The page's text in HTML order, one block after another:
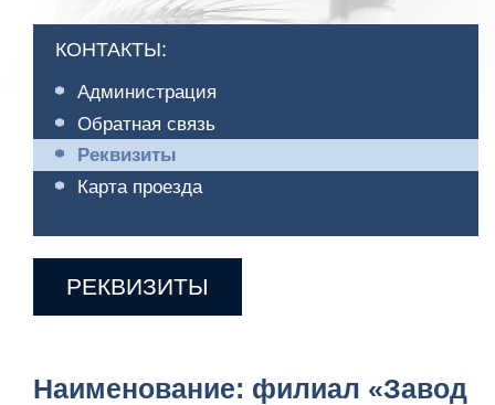
РЕКВИЗИТЫ
Наименование: филиал «Завод
КОНТАКТЫ:
Администрация
Обратная связь
Реквизиты
Карта проезда